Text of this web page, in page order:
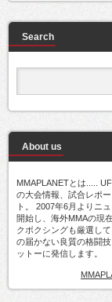
Search
About us
MMAPLANETとは.....
の大会情報、試合レポ
ト。 2007年6月よりニ
開始し、海外MMAの現
クボクシングも厳選し
の届かない良質の格闘
ットーに発信します。